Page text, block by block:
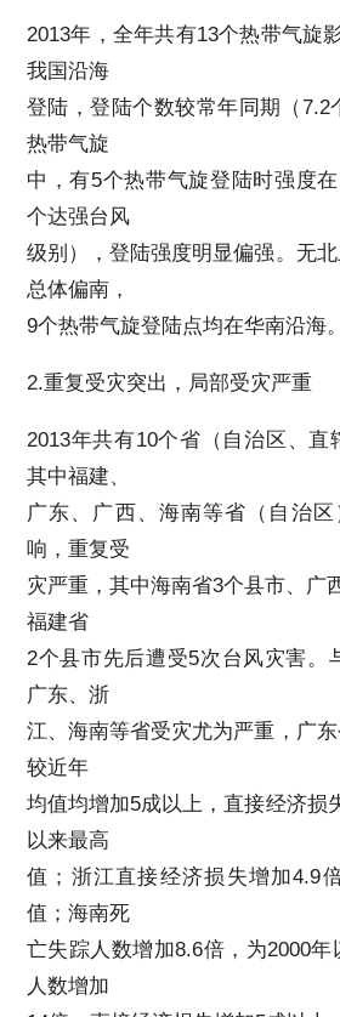
2013年，全年共有13个热带气旋
我国沿海
登陆，登陆个数较常年同期（7.2
热带气旋
中，有5个热带气旋登陆时强度
个达强台风
级别），登陆强度明显偏强。无
总体偏南，
9个热带气旋登陆点均在华南沿海。
2.重复受灾突出，局部受灾严重
2013年共有10个省（自治区、直
其中福建、
广东、广西、海南等省（自治
响，重复受
灾严重，其中海南省3个县市、广
福建省
2个县市先后遭受5次台风灾害。
广东、浙
江、海南等省受灾尤为严重，广
较近年
均值均增加5成以上，直接经济损
以来最高
值；浙江直接经济损失增加4.9
值；海南死
亡失踪人数增加8.6倍，为2000
人数增加